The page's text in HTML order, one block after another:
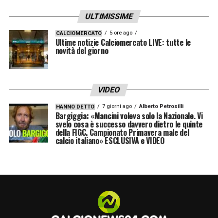
«Peccato non averla chiusa
prima. Abbiamo fatto una grande gara, non
sfruttando le chance. Di occasioni
importanti, a parte il salvataggio di Chiellini,
non ce ne sono state».
LA PLAYLIST DELLE NOSTRE TOP NEWS
ULTIMISSIME
CALCIOMERCATO 5 ore ago
Ultime notizie Calciomercato LIVE: tutte le
novità del giorno
VIDEO
HANNO DETTO 7 giorni ago Alberto Petrosilli
Bargiggia: «Mancini voleva solo la Nazionale. Vi
svelo cosa è successo davvero dietro le quinte
della FIGC. Campionato Primavera male del
calcio italiano» ESCLUSIVA e VIDEO